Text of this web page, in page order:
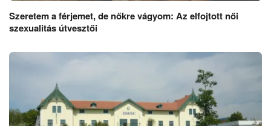
Szeretem a férjemet, de nőkre vágyom: Az elfojtott női
szexualitás útvesztői